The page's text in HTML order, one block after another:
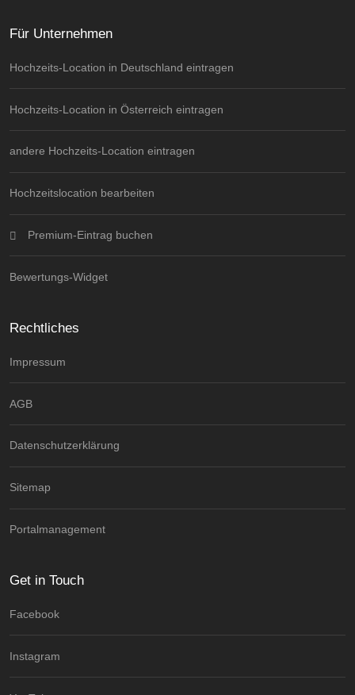
Für Unternehmen
Hochzeits-Location in Deutschland eintragen
Hochzeits-Location in Österreich eintragen
andere Hochzeits-Location eintragen
Hochzeitslocation bearbeiten
Premium-Eintrag buchen
Bewertungs-Widget
Rechtliches
Impressum
AGB
Datenschutzerklärung
Sitemap
Portalmanagement
Get in Touch
Facebook
Instagram